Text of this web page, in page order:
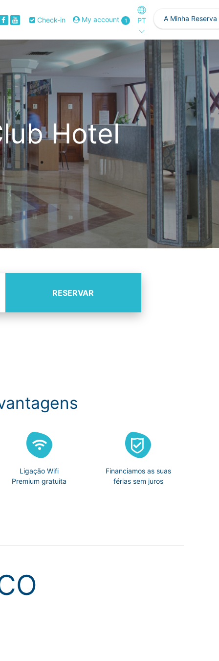
Check-in My account 1 PT A Minha Reserva
Hotel
RESERVAR
Ligação Wifi
Premium gratuita
Financiamos as suas
férias sem juros